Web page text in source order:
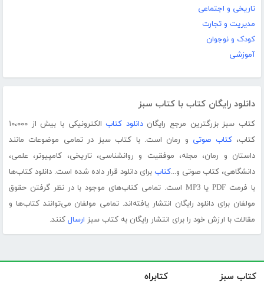
تاریخی و اجتماعی
مدیریت و تجارت
کودک و نوجوان
آموزشی
دانلود رایگان کتاب با کتاب سبز
کتاب سبز بزرگترین مرجع رایگاندانلود کتاب
الکترونیکی با بیش از ۱۰،۰۰۰
کتاب،کتاب صوتی و رمان است. با کتاب سبز در تمامی موضوعات مانند
داستان و رمان، مجله، موفقیت و روانشناسی، تاریخی، کامپیوتر، علمی،
دانشگاهی، کتاب صوتی و...کتاب برای دانلود قرار داده شده است. دانلود کتاب‌ها
با فرمت PDF یا MP3 است. تمامی کتاب‌های موجود با در نظر گرفتن حقوق
مولفان برای دانلود رایگان انتشار یافته‌اند. تمامی مولفان می‌توانند کتاب‌ها و
مقالات با ارزش خود را برای انتشار رایگان به کتاب سبز ارسال کنند.
کتاب سبز کتابراه